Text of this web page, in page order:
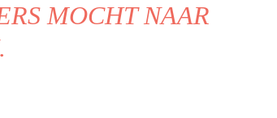
MOCHT NAAR